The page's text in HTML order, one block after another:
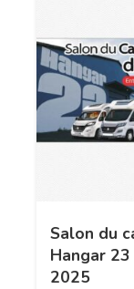
Salon du
Hangar
2025